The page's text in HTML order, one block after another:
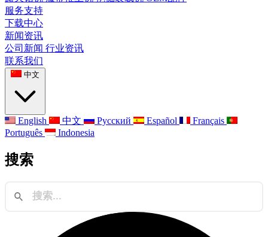
服务支持
下载中心
新闻资讯
公司新闻 行业资讯
联系我们
中文
English 中文 Русский Español
Français
Português
Indonesia
搜索